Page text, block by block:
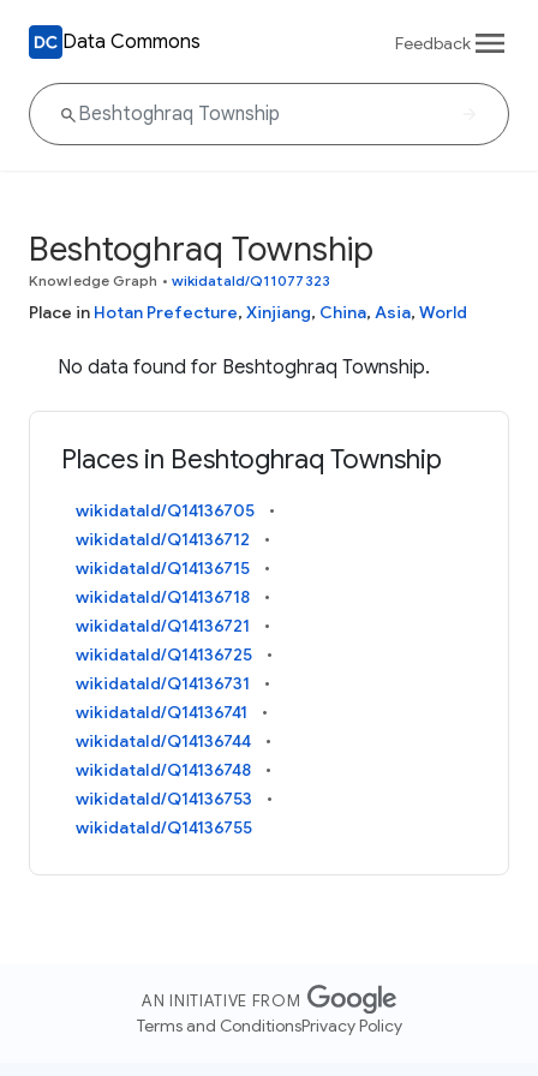
Data Commons Feedback
Beshtoghraq Township
Knowledge Graph • wikidataId/Q11077323
Place in Hotan Prefecture, Xinjiang, China, Asia, World
No data found for Beshtoghraq Township.
Places in Beshtoghraq Township
wikidataId/Q14136705
wikidataId/Q14136712
wikidataId/Q14136715
wikidataId/Q14136718
wikidataId/Q14136721
wikidataId/Q14136725
wikidataId/Q14136731
wikidataId/Q14136741
wikidataId/Q14136744
wikidataId/Q14136748
wikidataId/Q14136753
wikidataId/Q14136755
AN INITIATIVE FROM
Terms and ConditionsPrivacy Policy